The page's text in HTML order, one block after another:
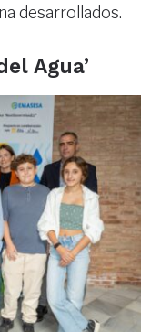
desarrollados.
Agua’